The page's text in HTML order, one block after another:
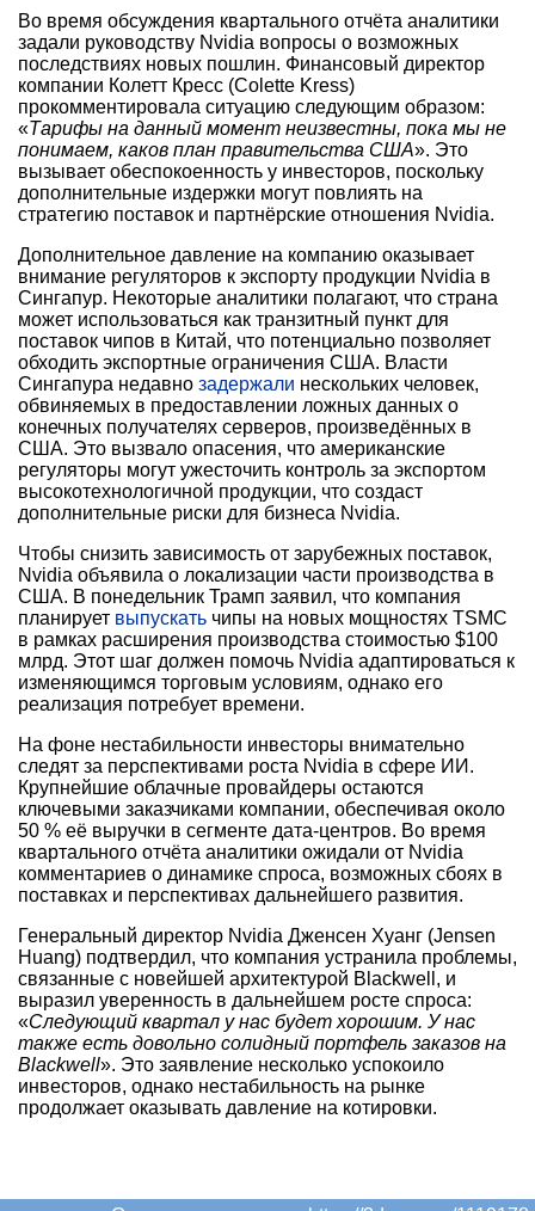
Во время обсуждения квартального отчёта аналитики
задали руководству Nvidia вопросы о возможных
последствиях новых пошлин. Финансовый директор
компании Колетт Кресс (Colette Kress)
прокомментировала ситуацию следующим образом:
«Тарифы на данный момент неизвестны, пока мы не
понимаем, каков план правительства США». Это
вызывает обеспокоенность у инвесторов, поскольку
дополнительные издержки могут повлиять на
стратегию поставок и партнёрские отношения Nvidia.
Дополнительное давление на компанию оказывает
внимание регуляторов к экспорту продукции Nvidia в
Сингапур. Некоторые аналитики полагают, что страна
может использоваться как транзитный пункт для
поставок чипов в Китай, что потенциально позволяет
обходить экспортные ограничения США. Власти
Сингапура недавно задержали нескольких человек,
обвиняемых в предоставлении ложных данных о
конечных получателях серверов, произведённых в
США. Это вызвало опасения, что американские
регуляторы могут ужесточить контроль за экспортом
высокотехнологичной продукции, что создаст
дополнительные риски для бизнеса Nvidia.
Чтобы снизить зависимость от зарубежных поставок,
Nvidia объявила о локализации части производства в
США. В понедельник Трамп заявил, что компания
планирует выпускать чипы на новых мощностях TSMC
в рамках расширения производства стоимостью $100
млрд. Этот шаг должен помочь Nvidia адаптироваться к
изменяющимся торговым условиям, однако его
реализация потребует времени.
На фоне нестабильности инвесторы внимательно
следят за перспективами роста Nvidia в сфере ИИ.
Крупнейшие облачные провайдеры остаются
ключевыми заказчиками компании, обеспечивая около
50 % её выручки в сегменте дата-центров. Во время
квартального отчёта аналитики ожидали от Nvidia
комментариев о динамике спроса, возможных сбоях в
поставках и перспективах дальнейшего развития.
Генеральный директор Nvidia Дженсен Хуанг (Jensen
Huang) подтвердил, что компания устранила проблемы,
связанные с новейшей архитектурой Blackwell, и
выразил уверенность в дальнейшем росте спроса:
«Следующий квартал у нас будет хорошим. У нас
также есть довольно солидный портфель заказов на
Blackwell». Это заявление несколько успокоило
инвесторов, однако нестабильность на рынке
продолжает оказывать давление на котировки.